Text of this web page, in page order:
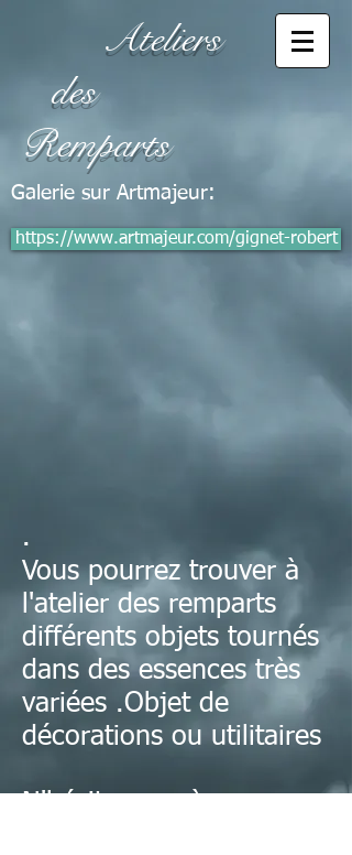
Ateliers
des
Remparts
Galerie sur Artmajeur:
https://www.artmajeur.com/gignet-robert
.
Vous pourrez trouver à
l'atelier des remparts
différents objets tournés
dans des essences très
variées .Objet de
décorations ou utilitaires